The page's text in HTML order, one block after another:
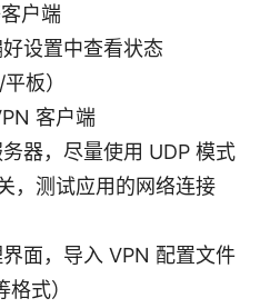
户端
设置中查看状态
板）
客户端
器，尽量使用 UDP 模式
，测试应用的网络连接
面，导入 VPN 配置文件
式）